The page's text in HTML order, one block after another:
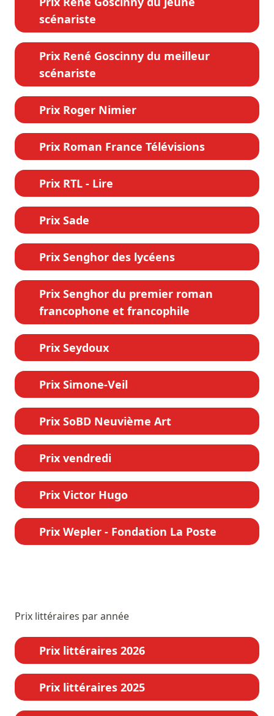
scénariste
Prix René Goscinny du meilleur
scénariste
Prix Roger Nimier
Prix Roman France Télévisions
Prix RTL - Lire
Prix Sade
Prix Senghor des lycéens
Prix Senghor du premier roman
francophone et francophile
Prix Seydoux
Prix Simone-Veil
Prix SoBD Neuvième Art
Prix vendredi
Prix Victor Hugo
Prix Wepler - Fondation La Poste
Prix littéraires par année
Prix littéraires 2026
Prix littéraires 2025